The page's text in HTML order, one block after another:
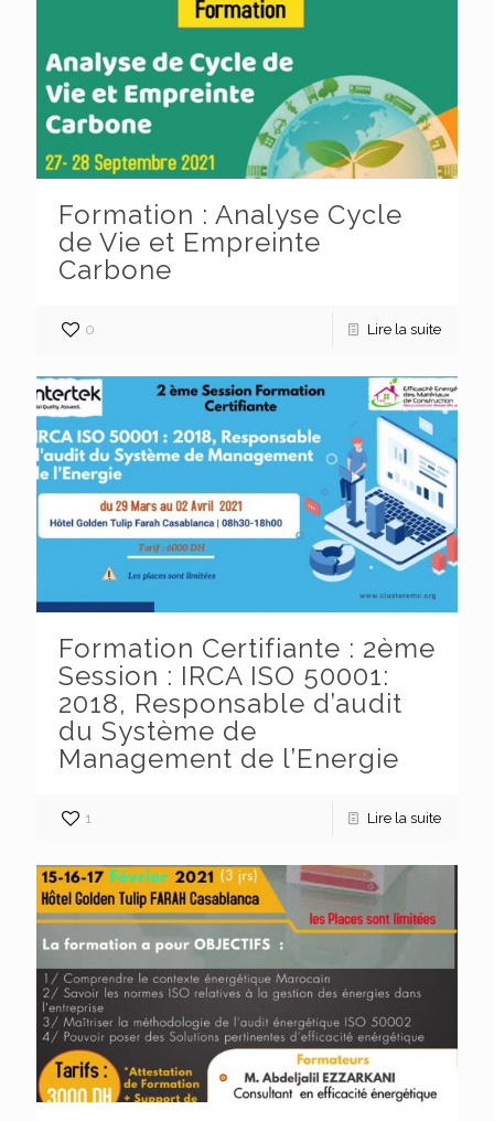
Formation : Analyse Cycle
de Vie et Empreinte
Carbone
0 Lire la suite
Formation Certifiante : 2ème
Session : IRCA ISO 50001:
2018, Responsable d’audit
du Système de
Management de l’Energie
1 Lire la suite